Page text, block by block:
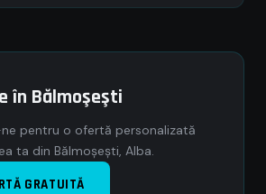
în Bălmoşeşti
pentru o ofertă personalizată
ta din Bălmoşeşti, Alba.
GRATUITĂ